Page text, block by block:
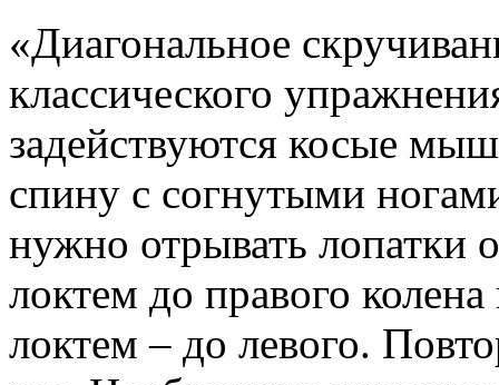
«Диагональное
классического
задействуются косые
спину с согнутыми
нужно отрывать лопатки
локтем до правого
локтем – до левого.